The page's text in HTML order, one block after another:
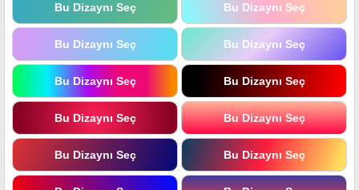
Bu Dizaynı Seç Bu Dizaynı Seç
Bu Dizaynı Seç Bu Dizaynı Seç
Bu Dizaynı Seç Bu Dizaynı Seç
Bu Dizaynı Seç Bu Dizaynı Seç
Bu Dizaynı Seç Bu Dizaynı Seç